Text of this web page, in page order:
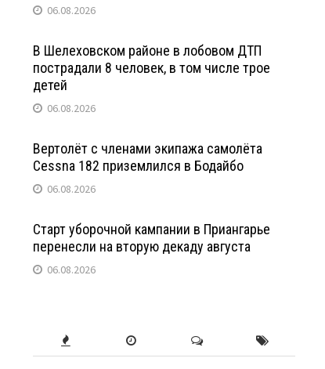
06.08.2026
В Шелеховском районе в лобовом ДТП
пострадали 8 человек, в том числе трое
детей
06.08.2026
Вертолёт с членами экипажа самолёта
Cessna 182 приземлился в Бодайбо
06.08.2026
Старт уборочной кампании в Приангарье
перенесли на вторую декаду августа
06.08.2026